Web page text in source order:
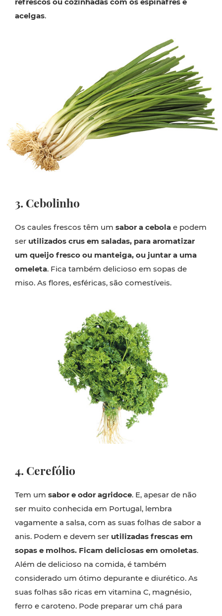
acelgas.
3. Cebolinho
Os caules frescos têm um sabor a cebola e podem
ser utilizados crus em saladas, para aromatizar
um queijo fresco ou manteiga, ou juntar a uma
omeleta. Fica também delicioso em sopas de
miso. As flores, esféricas, são comestíveis.
4. Cerefólio
Tem um sabor e odor agridoce. E, apesar de não
ser muito conhecida em Portugal, lembra
vagamente a salsa, com as suas folhas de sabor a
anis. Podem e devem ser utilizadas frescas em
sopas e molhos. Ficam deliciosas em omoletas.
Além de delicioso na comida, é também
considerado um ótimo depurante e diurético. As
suas folhas são ricas em vitamina C, magnésio,
ferro e caroteno. Pode preparar um chá para